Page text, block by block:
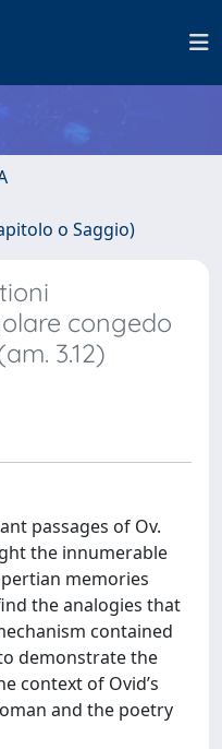
o Saggio)
congedo
3.12)
passages of Ov.
the innumerable
memories
the analogies that
contained
demonstrate the
context of Ovid’s
and the poetry